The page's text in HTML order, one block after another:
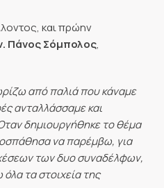
και πρώην
Πάνος Σόμπολος,
από παλιά που κάναμε
ανταλλάσσαμε και
δημιουργήθηκε το θέμα
να παρέμβω, για
των δυο συναδέλφων,
τα στοιχεία της